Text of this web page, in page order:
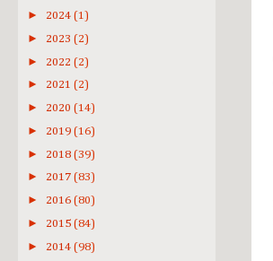
► 2024 (1)
► 2023 (2)
► 2022 (2)
► 2021 (2)
► 2020 (14)
► 2019 (16)
► 2018 (39)
► 2017 (83)
► 2016 (80)
► 2015 (84)
► 2014 (98)